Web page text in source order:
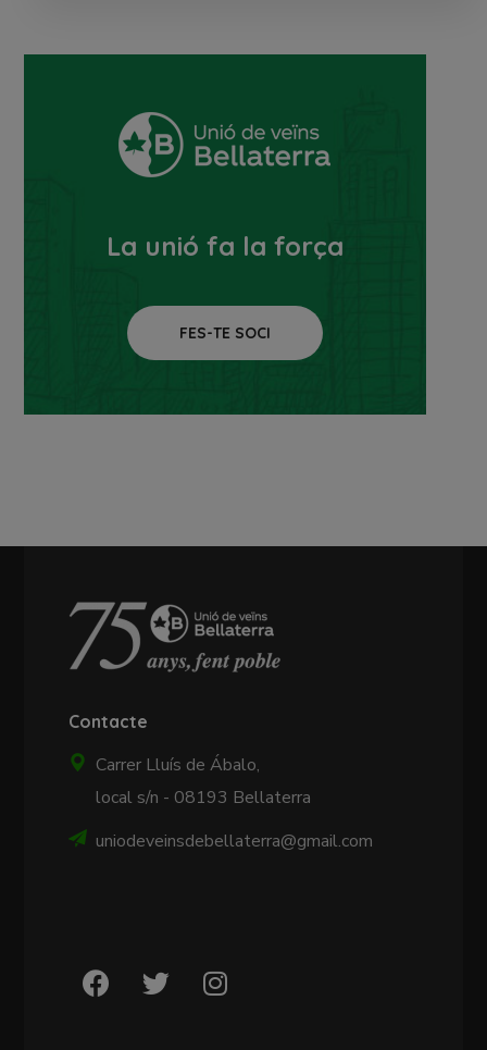
La unió fa la força
FES-TE SOCI
Contacte
Carrer Lluís de Ábalo,
local s/n - 08193 Bellaterra
uniodeveinsdebellaterra@gmail.com